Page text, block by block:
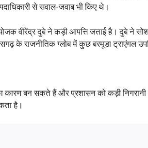
से सवाल-जवाब भी किए थे।
वीरेंद्र दुबे ने कड़ी आपत्ति जताई है। दुबे ने
के राजनीतिक ग्लोब में कुछ बरमूडा ट्राएंगल
बन सकते हैं और प्रशासन को कड़ी निगरानी
है।